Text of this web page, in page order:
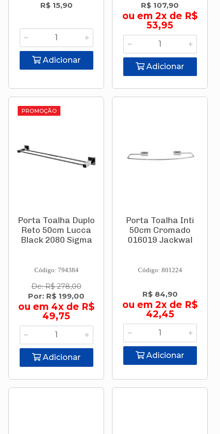
R$ 15,90
Adicionar
R$ 107,90
ou em 2x de R$
53,95
Adicionar
PROMOÇÃO
Porta Toalha Duplo
Reto 50cm Lucca
Black 2080 Sigma
Código: 794384
De: R$ 278,00
Por: R$ 199,00
ou em 4x de R$
49,75
Adicionar
Porta Toalha Inti
50cm Cromado
016019 Jackwal
Código: 801224
R$ 84,90
ou em 2x de R$
42,45
Adicionar